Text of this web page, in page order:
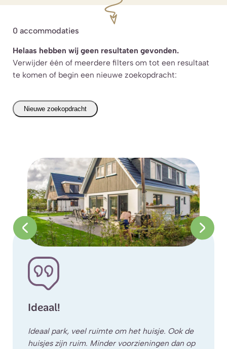
0 accommodaties
Helaas hebben wij geen resultaten gevonden.
Verwijder één of meerdere filters om tot een resultaat
te komen of begin een nieuwe zoekopdracht:
Nieuwe zoekopdracht
Ideaal!
Ideaal park, veel ruimte om het huisje. Ook de
huisjes zijn ruim. Minder voorzieningen dan op